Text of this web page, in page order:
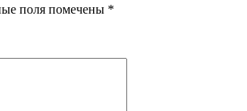
поля помечены *